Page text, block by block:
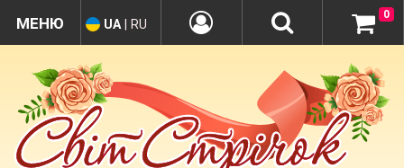
UA RU
0